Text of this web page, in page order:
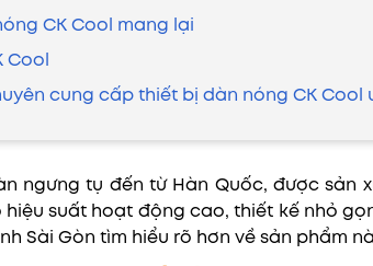
CK Cool mang lại
Cool
cung cấp thiết bị dàn nóng CK Cool
ngưng tụ đến từ Hàn Quốc, được
hiệu suất hoạt động cao, thiết kế nhỏ
Sài Gòn tìm hiểu rõ hơn về sản phẩm